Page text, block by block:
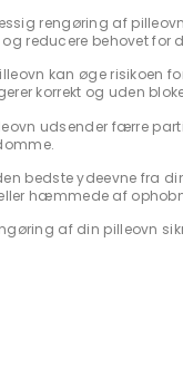
rengøring af
reducere behovet for
kan øge risikoen
korrekt og uden
udsender færre
bedste ydeevne fra
hæmmede af
af din pilleovn